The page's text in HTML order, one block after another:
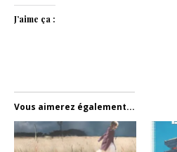
J’aime ça :
Vous aimerez également...